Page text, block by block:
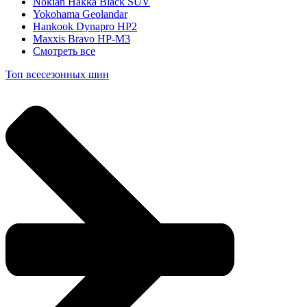
Yokohama Geolandar
Hankook Dynapro HP2
Maxxis Bravo HP-M3
Смотреть все
Топ всесезонных шин